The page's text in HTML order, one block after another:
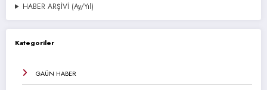
HABER ARŞİVİ (Ay/Yıl)
Kategoriler
GAÜN HABER